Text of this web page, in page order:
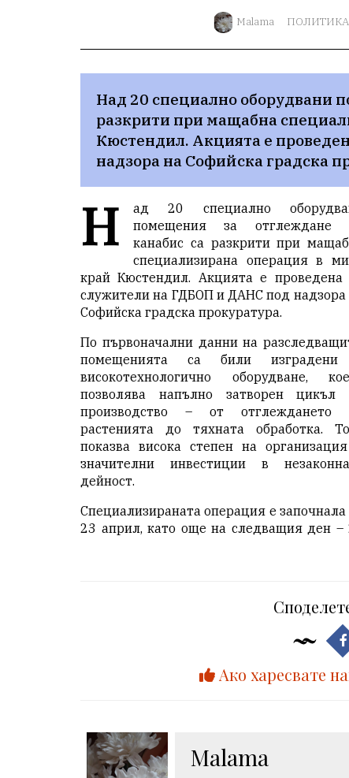
Malama ПОЛИТИКА
Над 20 специално оборудвани
разкрити при мащабна
Кюстендил. Акцията е
надзора на Софийска градска
Н
ад 20 специално
помещения за отглеждане
канабис са разкрити при
специализирана операция в
край Кюстендил. Акцията е проведена
служители на ГДБОП и ДАНС под надзора
Софийска градска прокуратура.
По първоначални данни на
помещенията са били
високотехнологично оборудване,
позволява напълно затворен цикъл
производство – от отглеждането
растенията до тяхната обработка.
показва висока степен на
значителни инвестиции в
дейност.
Специализираната операция е започнала
23 април, като още на следващия ден –
Ако харесвате
Malama